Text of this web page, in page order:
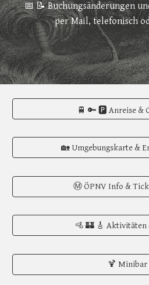
📅 📝 Buchungsänderungen
per Mail, telefonisch
🚆 🔑 🅿️ Anreise &
🏡 Umgebungskarte &
Ⓜ️ ÖPNV Info &
🚵 🏰 🎸 Aktivitäten
🍹 Minibar